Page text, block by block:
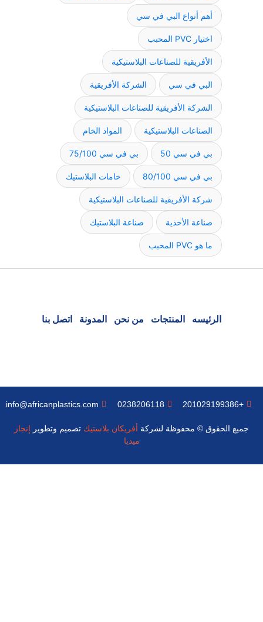
أهم أنواع البي في سي
اختيار PVC المحبب
الأفريقية للصناعات البلاستيكية
البي في سي الشركة الأفريقية
الشركة الأفريقية للصناعات البلاستيكية
الصناعات البلاستيكية المواد الخام
بي في سي 50 بي في سي 75/100
بي في سي 80/100 خامات البلاستيك
شركة الأفريقية للصناعات البلاستيكية
صناعة الأحذية صناعة البلاستيك
ما هو PVC المحبب
الرئيسه المنتجات من نحن المدونة اتصل بنا
جميع الحقوق © محفوظة لشركة أفريكان بلاستيك تصميم وتطوير إنجاز
ميديا
+201029199386
0238206118
info@africanplastics.com